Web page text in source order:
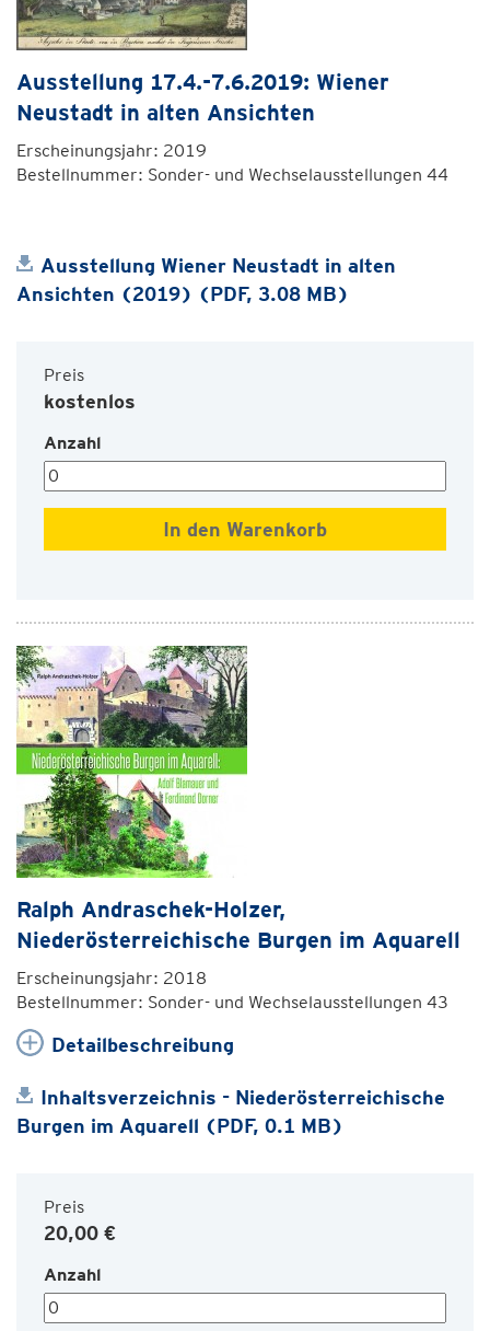
Ausstellung 17.4.-7.6.2019: Wiener
Neustadt in alten Ansichten
Erscheinungsjahr: 2019
Bestellnummer: Sonder- und Wechselausstellungen 44
Ausstellung Wiener Neustadt in alten
Ansichten (2019) (PDF, 3.08 MB)
Preis
kostenlos
Anzahl
Ralph Andraschek-Holzer,
Niederösterreichische Burgen im Aquarell
Erscheinungsjahr: 2018
Bestellnummer: Sonder- und Wechselausstellungen 43
Detailbeschreibung
Inhaltsverzeichnis - Niederösterreichische
Burgen im Aquarell (PDF, 0.1 MB)
Preis
20,00 €
Anzahl